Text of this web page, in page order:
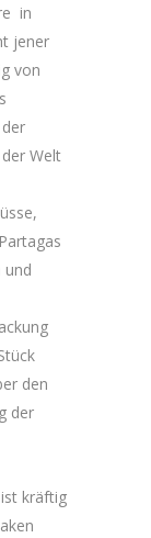
in
jener
von
Welt
und
den
der
kräftig